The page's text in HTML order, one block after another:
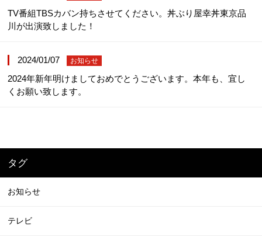
テイクアウト/デリバリー
TV番組TBSカバン持ちさせてください。丼ぶり屋幸丼東京品
川が出演致しました！
2024/01/07 お知らせ
2024年新年明けましておめでとうございます。本年も、宜し
くお願い致します。
タグ
お知らせ
テレビ